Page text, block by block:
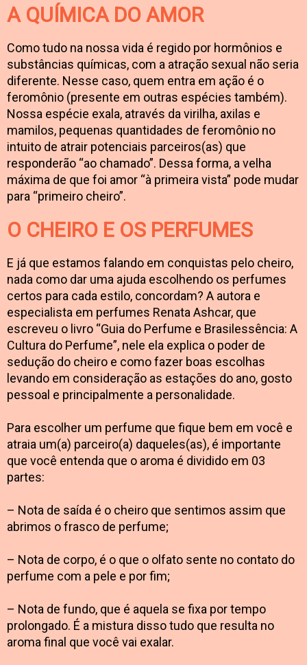
A QUÍMICA DO AMOR
Como tudo na nossa vida é regido por hormônios e
substâncias químicas, com a atração sexual não seria
diferente. Nesse caso, quem entra em ação é o
feromônio (presente em outras espécies também).
Nossa espécie exala, através da virilha, axilas e
mamilos, pequenas quantidades de feromônio no
intuito de atrair potenciais parceiros(as) que
responderão “ao chamado”. Dessa forma, a velha
máxima de que foi amor “à primeira vista” pode mudar
para “primeiro cheiro”.
O CHEIRO E OS PERFUMES
E já que estamos falando em conquistas pelo cheiro,
nada como dar uma ajuda escolhendo os perfumes
certos para cada estilo, concordam? A autora e
especialista em perfumes Renata Ashcar, que
escreveu o livro “Guia do Perfume e Brasilessência: A
Cultura do Perfume”, nele ela explica o poder de
sedução do cheiro e como fazer boas escolhas
levando em consideração as estações do ano, gosto
pessoal e principalmente a personalidade.
Para escolher um perfume que fique bem em você e
atraia um(a) parceiro(a) daqueles(as), é importante
que você entenda que o aroma é dividido em 03
partes:
– Nota de saída é o cheiro que sentimos assim que
abrimos o frasco de perfume;
– Nota de corpo, é o que o olfato sente no contato do
perfume com a pele e por fim;
– Nota de fundo, que é aquela se fixa por tempo
prolongado. É a mistura disso tudo que resulta no
aroma final que você vai exalar.